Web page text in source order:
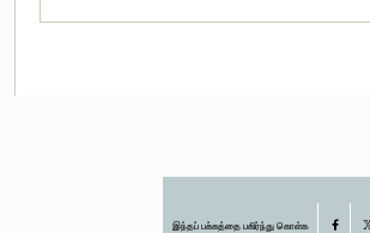
இந்தப் பக்கத்தை பகிர்ந்து கொள்க